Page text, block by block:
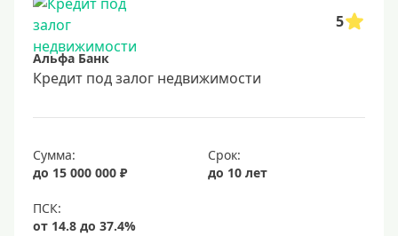
15%
16%
17%
20%
Сумма
5
Альфа Банк
Кредит под залог недвижимости
Сумма:
до 15 000 000 ₽
Срок:
до 10 лет